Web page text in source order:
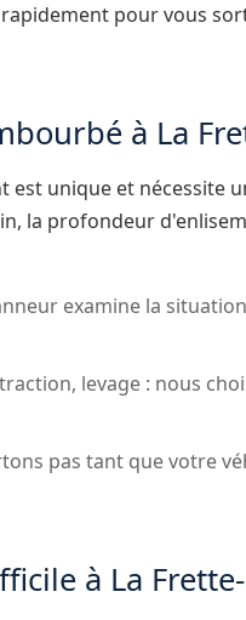
pour vous
à La
unique et nécessite
la profondeur
examine la
levage : nous
pas tant que votre
à La